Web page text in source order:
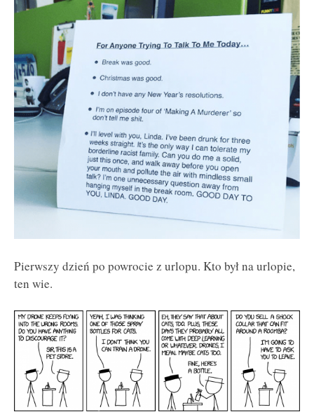
Pierwszy dzień po powrocie z urlopu. Kto był na urlopie,
ten wie.